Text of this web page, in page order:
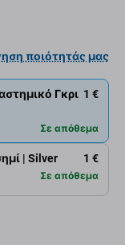
ποιότητάς μας
| Silver 1 €
Σε απόθεμα
Γκρι 1 €
Σε απόθεμα